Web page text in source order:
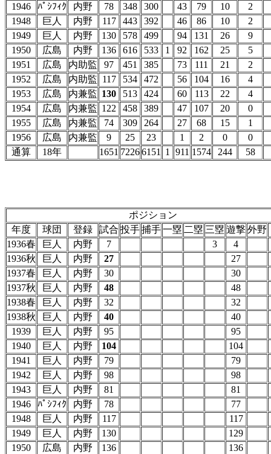
1946
ﾊﾟｼﾌｨｸ 内野 78 348 300 43 79 10
2
1948
巨人 内野 117 443 392 46 86 10
2
1949
巨人 内野 130 578 499 94 131 26
9
1950
広島 内野 136 616 533 1 92 162 25 5
1951
広島 内助監 97 451 385 73 111 21 2
1952
広島 内助監 117 534 472 56 104 16
4
1953
広島 内兼監 130 513 424 60 113 22
4
1954
広島 内兼監 122 458 389 47 107 20
0
1955
広島 内兼監 74 309 264 27 68 15
1
1956
広島 内兼監 9 25 23 1 2 0
0
通算
18年 1651 72266151 1 911 1574 244 58
ポジション
年度
球団 登録 試合 投手捕手一塁 二塁 三塁 遊撃外野
1936春
巨人 内野 7 3
4
1936秋
巨人 内野 27
27
1937春
巨人 内野 30
30
1937秋
巨人 内野 48
48
1938春
巨人 内野 32
32
1938秋
巨人 内野 40
40
1939
巨人 内野 95
95
1940
巨人 内野 104
104
1941
巨人 内野 79
79
1942
巨人 内野 98
98
1943
巨人 内野 81
81
1946
ﾊﾟｼﾌｨｸ 内野 78
77
1948
巨人 内野 117
117
1949
巨人 内野 130
129
1950
広島 内野 136 136